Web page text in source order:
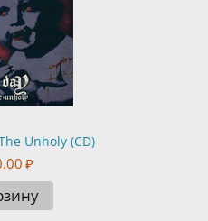
Unholy (CD)
₽